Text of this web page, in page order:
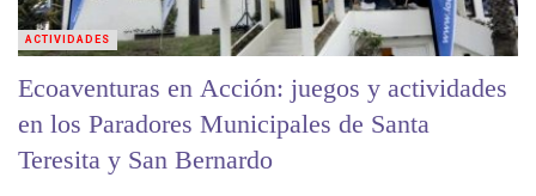
Ecoaventuras en Acción: juegos y actividades
en los Paradores Municipales de Santa
Teresita y San Bernardo
ACTIVIDADES